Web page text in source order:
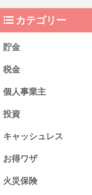
カテゴリー
貯金
税金
個人事業主
投資
キャッシュレス
お得ワザ
火災保険